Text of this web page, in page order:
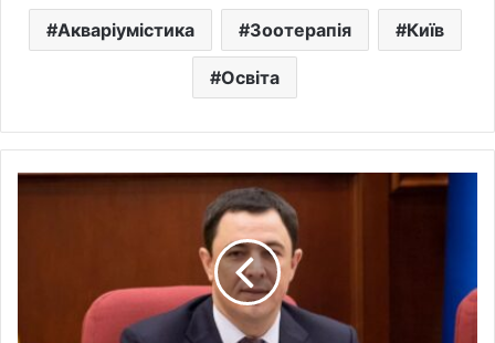
Акваріумістика Зоотерапія Київ
Освіта
Кличко
виконання